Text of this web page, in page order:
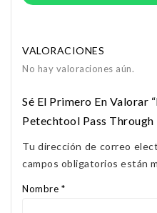
VALORACIONES
No hay valoraciones aún.
Sé El Primero En Valorar
Petechtool Pass Through
Tu dirección de correo
campos obligatorios están
Nombre *